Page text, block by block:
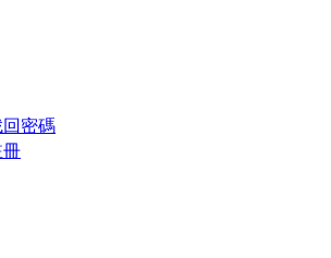
回密碼
冊